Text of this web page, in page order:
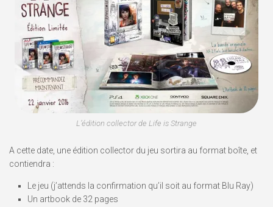
L’édition collector de Life is Strange
A cette date, une édition collector du jeu sortira au format boîte, et
contiendra :
Le jeu (j’attends la confirmation qu’il soit au format Blu Ray)
Un artbook de 32 pages